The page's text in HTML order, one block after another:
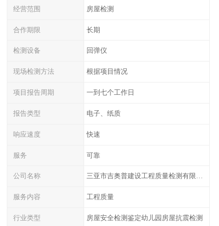
经营范围 房屋检测
合作期限 长期
检测设备 回弹仪
现场检测方法 根据项目情况
项目报告周期 一到七个工作日
报告类型 电子、纸质
响应速度 快速
服务 可靠
公司名称 三亚市吉奥普建设工程质量检测有限公司陕西分公司
服务内容 工程质量
行业类型 房屋安全检测鉴定幼儿园房屋抗震检测